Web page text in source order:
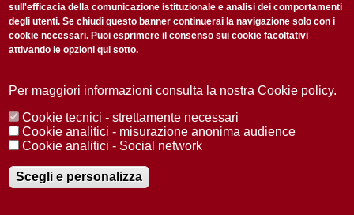
Accetto laPrivacy Policy
Redazione Copyright Privacy
Area stampa
© 2025 Università di Padova
Registrazione presso il Tribunale di Padova n. 2097/2012 del 18 giugno
2012
sull'efficacia della comunicazione istituzionale e analisi dei comportamenti
degli utenti. Se chiudi questo banner continuerai la navigazione solo con i
cookie necessari. Puoi esprimere il consenso sui cookie facoltativi
attivando le opzioni qui sotto.
Per maggiori informazioni consulta la nostra Cookie policy.
Cookie tecnici - strettamente necessari
Cookie analitici - misurazione anonima audience
Cookie analitici - Social network
Scegli e personalizza